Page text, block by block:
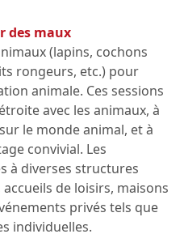
des maux
(lapins, cochons
rongeurs, etc.) pour
animale. Ces sessions
avec les animaux, à
le monde animal, et à
convivial. Les
à diverses structures
de loisirs, maisons
privés tels que
individuelles.